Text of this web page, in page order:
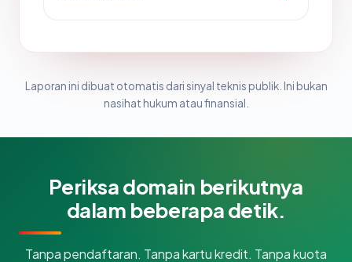
Laporan ini dibuat otomatis dari sinyal teknis publik. Ini bukan
nasihat hukum atau finansial.
Periksa domain berikutnya
dalam beberapa detik.
Tanpa pendaftaran. Tanpa kartu kredit. Tanpa kuota